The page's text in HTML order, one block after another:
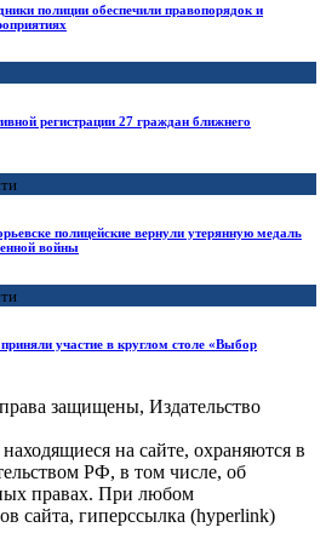
полиции обеспечили правопорядок и
регистрации 27 граждан ближнего
полицейские вернули утерянную медаль
войны
участие в круглом столе «Выбор
защищены, Издательство
на сайте, охраняются в
РФ, в том числе, об
правах. При любом
сайта, гиперссылка (hyperlink)